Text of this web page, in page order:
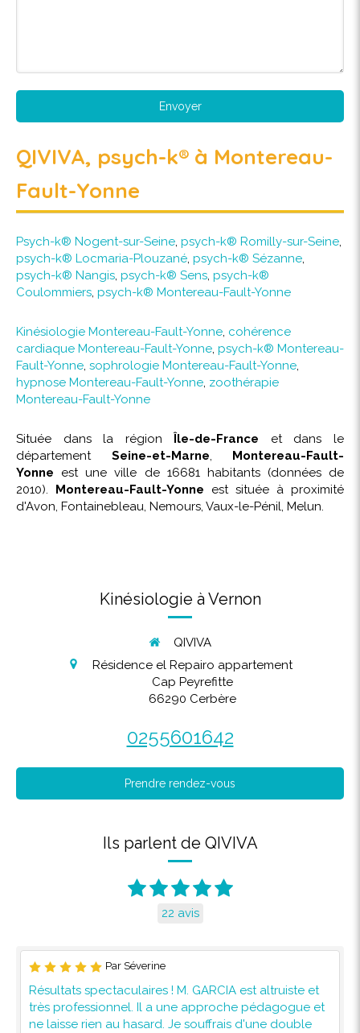
Envoyer
QIVIVA, psych-k® à Montereau-
Fault-Yonne
Psych-k® Nogent-sur-Seine, psych-k® Romilly-sur-Seine,
psych-k® Locmaria-Plouzané, psych-k® Sézanne,
psych-k® Nangis, psych-k® Sens, psych-k®
Coulommiers, psych-k® Montereau-Fault-Yonne
Kinésiologie Montereau-Fault-Yonne, cohérence
cardiaque Montereau-Fault-Yonne, psych-k® Montereau-
Fault-Yonne, sophrologie Montereau-Fault-Yonne,
hypnose Montereau-Fault-Yonne, zoothérapie
Montereau-Fault-Yonne
Située dans la région Île-de-France et dans le
département Seine-et-Marne, Montereau-Fault-
Yonne est une ville de 16681 habitants (données de
2010). Montereau-Fault-Yonne est située à proximité
d'Avon, Fontainebleau, Nemours, Vaux-le-Pénil, Melun.
Kinésiologie à Vernon
QIVIVA
Résidence el Repairo appartement
Cap Peyrefitte
66290 Cerbère
0255601642
Prendre rendez-vous
Ils parlent de QIVIVA
22 avis
Par Séverine
Résultats spectaculaires ! M. GARCIA est altruiste et
très professionnel. Il a une approche pédagogue et
ne laisse rien au hasard. Je souffrais d'une double